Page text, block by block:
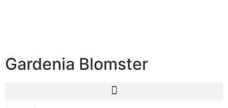
Gardenia Blomster